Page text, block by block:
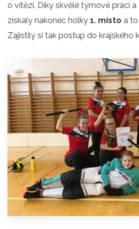
o vítězi. Díky skvělé týmové práci
získaly nakonec holky 1. místo a
Zajistily si tak postup do krajského